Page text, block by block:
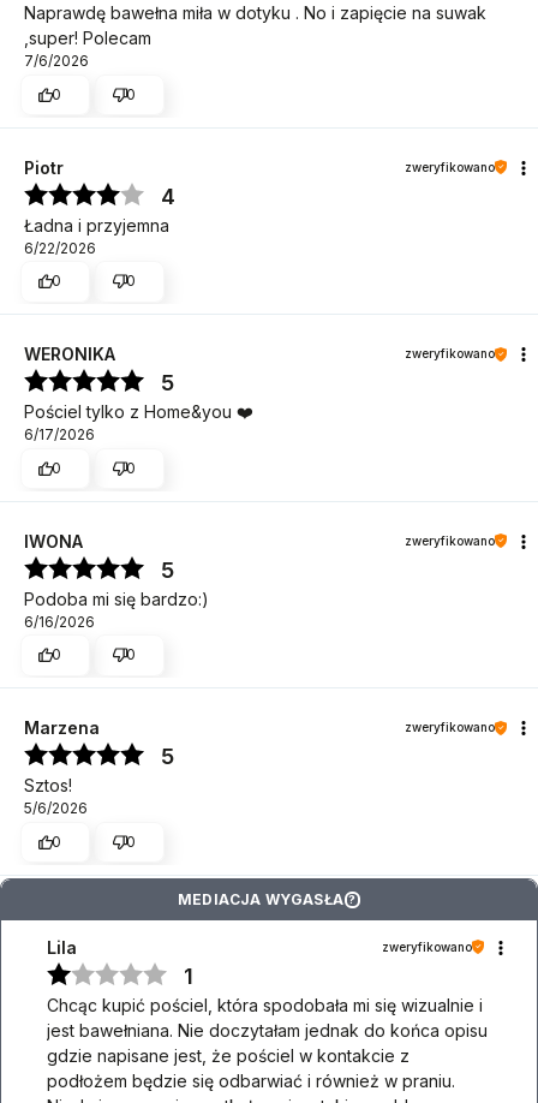
Naprawdę bawełna miła w dotyku . No i zapięcie na suwak
,super! Polecam
7/6/2026
0
0
Piotr zweryfikowano
4
Ładna i przyjemna
6/22/2026
0
0
WERONIKA zweryfikowano
5
Pościel tylko z Home&you ❤️
6/17/2026
0
0
IWONA zweryfikowano
5
Podoba mi się bardzo:)
6/16/2026
0
0
Marzena zweryfikowano
5
Sztos!
5/6/2026
0
0
MEDIACJA WYGASŁA ?
Lila zweryfikowano
1
Chcąc kupić pościel, która spodobała mi się wizualnie i
jest bawełniana. Nie doczytałam jednak do końca opisu
gdzie napisane jest, że pościel w kontakcie z
podłożem będzie się odbarwiać i również w praniu.